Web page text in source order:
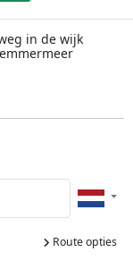
in de wijk
Route opties